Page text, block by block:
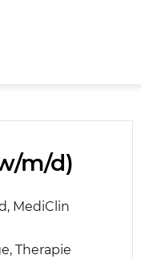
m/d)
MediClin
Therapie